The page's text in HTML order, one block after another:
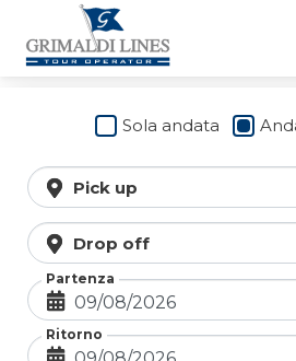
contenuto
Sola andata
Pick up
Drop off
Partenza
Ritorno